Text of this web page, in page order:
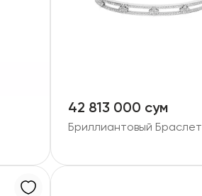
42 813 000 сум
Бриллиантовый Браслет